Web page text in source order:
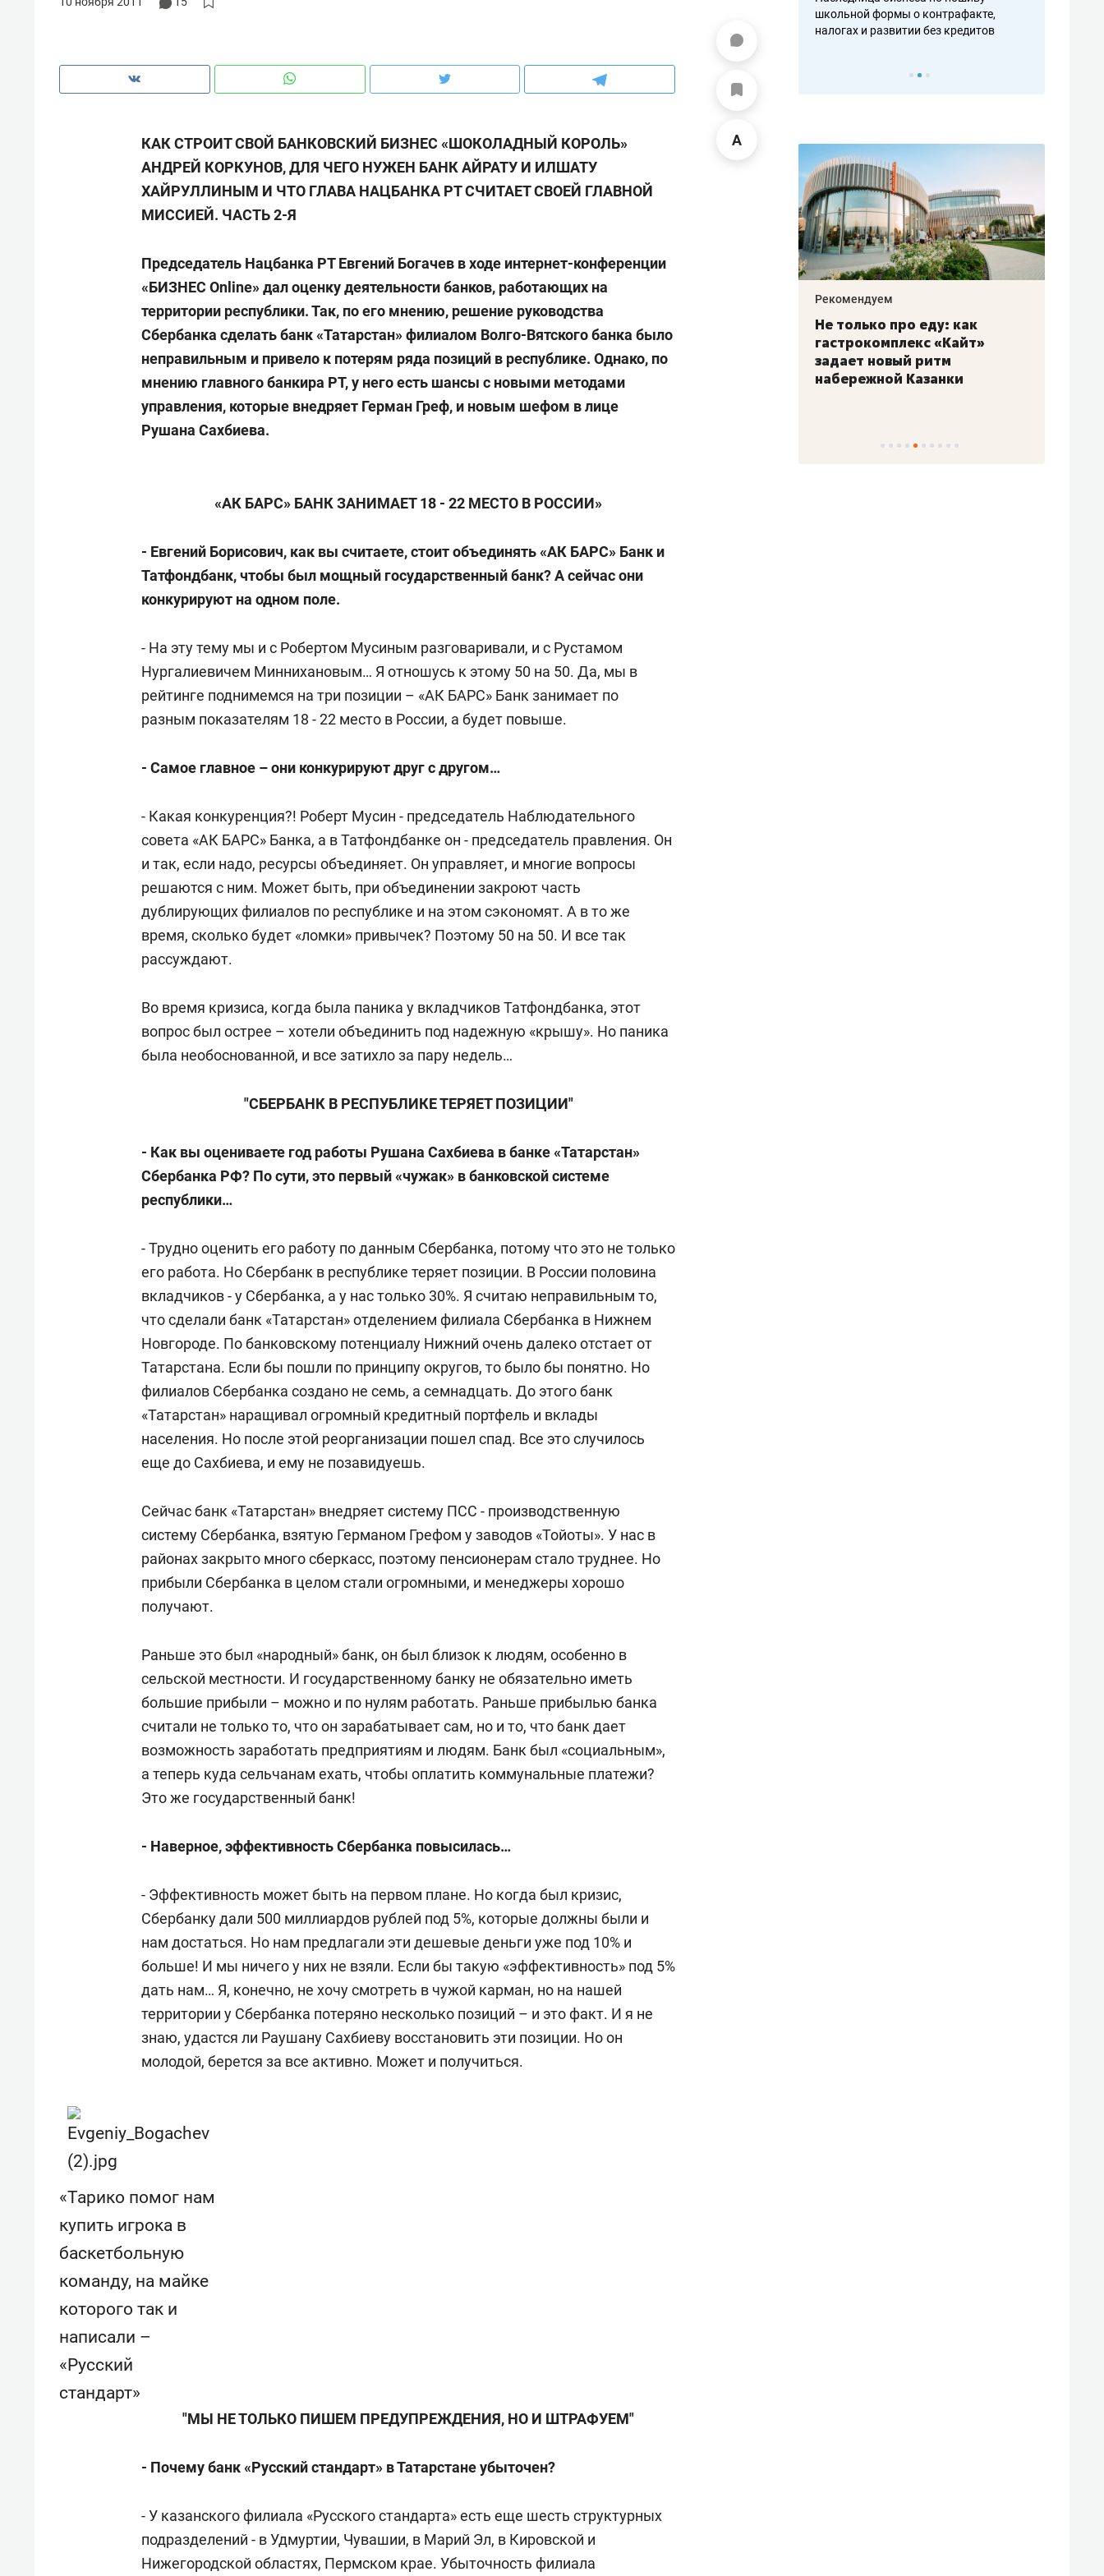
КАК СТРОИТ СВОЙ БАНКОВСКИЙ БИЗНЕС «ШОКОЛАДНЫЙ КОРОЛЬ»
АНДРЕЙ КОРКУНОВ, ДЛЯ ЧЕГО НУЖЕН БАНК АЙРАТУ И ИЛШАТУ
ХАЙРУЛЛИНЫМ И ЧТО ГЛАВА НАЦБАНКА РТ СЧИТАЕТ СВОЕЙ ГЛАВНОЙ
МИССИЕЙ. ЧАСТЬ 2-Я
Председатель Нацбанка РТ Евгений Богачев в ходе интернет-конференции
«БИЗНЕС Online» дал оценку деятельности банков, работающих на
территории республики. Так, по его мнению, решение руководства
Сбербанка сделать банк «Татарстан» филиалом Волго-Вятского банка было
неправильным и привело к потерям ряда позиций в республике. Однако, по
мнению главного банкира РТ, у него есть шансы с новыми методами
управления, которые внедряет Герман Греф, и новым шефом в лице
Рушана Сахбиева.
«АК БАРС» БАНК ЗАНИМАЕТ 18 - 22 МЕСТО В РОССИИ»
- Евгений Борисович, как вы считаете, стоит объединять «АК БАРС» Банк и
Татфондбанк, чтобы был мощный государственный банк? А сейчас они
конкурируют на одном поле.
- На эту тему мы и с Робертом Мусиным разговаривали, и с Рустамом
Нургалиевичем Миннихановым… Я отношусь к этому 50 на 50. Да, мы в
рейтинге поднимемся на три позиции – «АК БАРС» Банк занимает по
разным показателям 18 - 22 место в России, а будет повыше.
- Самое главное – они конкурируют друг с другом…
- Какая конкуренция?! Роберт Мусин - председатель Наблюдательного
совета «АК БАРС» Банка, а в Татфондбанке он - председатель правления. Он
и так, если надо, ресурсы объединяет. Он управляет, и многие вопросы
решаются с ним. Может быть, при объединении закроют часть
дублирующих филиалов по республике и на этом сэкономят. А в то же
время, сколько будет «ломки» привычек? Поэтому 50 на 50. И все так
рассуждают.
Во время кризиса, когда была паника у вкладчиков Татфондбанка, этот
вопрос был острее – хотели объединить под надежную «крышу». Но паника
была необоснованной, и все затихло за пару недель…
"СБЕРБАНК В РЕСПУБЛИКЕ ТЕРЯЕТ ПОЗИЦИИ"
- Как вы оцениваете год работы Рушана Сахбиева в банке «Татарстан»
Сбербанка РФ? По сути, это первый «чужак» в банковской системе
республики…
- Трудно оценить его работу по данным Сбербанка, потому что это не только
его работа. Но Сбербанк в республике теряет позиции. В России половина
вкладчиков - у Сбербанка, а у нас только 30%. Я считаю неправильным то,
что сделали банк «Татарстан» отделением филиала Сбербанка в Нижнем
Новгороде. По банковскому потенциалу Нижний очень далеко отстает от
Татарстана. Если бы пошли по принципу округов, то было бы понятно. Но
филиалов Сбербанка создано не семь, а семнадцать. До этого банк
«Татарстан» наращивал огромный кредитный портфель и вклады
населения. Но после этой реорганизации пошел спад. Все это случилось
еще до Сахбиева, и ему не позавидуешь.
Сейчас банк «Татарстан» внедряет систему ПСС - производственную
систему Сбербанка, взятую Германом Грефом у заводов «Тойоты». У нас в
районах закрыто много сберкасс, поэтому пенсионерам стало труднее. Но
прибыли Сбербанка в целом стали огромными, и менеджеры хорошо
получают.
Раньше это был «народный» банк, он был близок к людям, особенно в
сельской местности. И государственному банку не обязательно иметь
большие прибыли – можно и по нулям работать. Раньше прибылью банка
считали не только то, что он зарабатывает сам, но и то, что банк дает
возможность заработать предприятиям и людям. Банк был «социальным»,
а теперь куда сельчанам ехать, чтобы оплатить коммунальные платежи?
Это же государственный банк!
- Наверное, эффективность Сбербанка повысилась…
- Эффективность может быть на первом плане. Но когда был кризис,
Сбербанку дали 500 миллиардов рублей под 5%, которые должны были и
нам достаться. Но нам предлагали эти дешевые деньги уже под 10% и
больше! И мы ничего у них не взяли. Если бы такую «эффективность» под 5%
дать нам… Я, конечно, не хочу смотреть в чужой карман, но на нашей
территории у Сбербанка потеряно несколько позиций – и это факт. И я не
знаю, удастся ли Раушану Сахбиеву восстановить эти позиции. Но он
молодой, берется за все активно. Может и получиться.
«Тарико помог нам
купить игрока в
баскетбольную
команду, на майке
которого так и
написали –
«Русский
стандарт»
"МЫ НЕ ТОЛЬКО ПИШЕМ ПРЕДУПРЕЖДЕНИЯ, НО И ШТРАФУЕМ"
- Почему банк «Русский стандарт» в Татарстане убыточен?
- У казанского филиала «Русского стандарта» есть еще шесть структурных
подразделений - в Удмуртии, Чувашии, в Марий Эл, в Кировской и
Нижегородской областях, Пермском крае. Убыточность филиала
школьной формы о контрафакте,
налогах и развитии без кредитов
Опыт выживания в дикой
природе, работа
с ментальным и физическим
состоянием как основа
Рекомендуем
Мексика, рок-концерт
и вагон с чак-чаком: как
в Менделеевске прошла
«Гонка Героев»
Рекомендуем
«Прорывы случались каждые
30 метров»: как «Водоканал»
лечит подземные артерии
Казани
Рекомендуем
Не только про еду: как
гастрокомплекс «Кайт»
задает новый ритм
набережной Казанки